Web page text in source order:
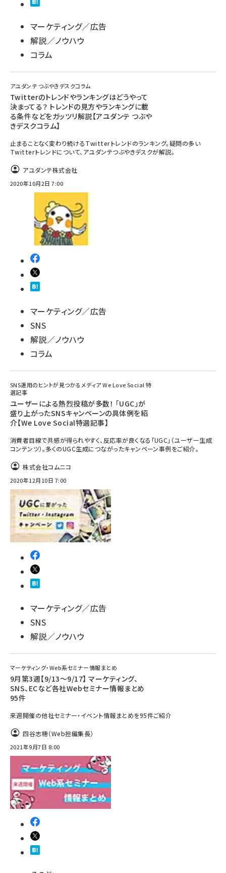
マーケティング／広告
解説／ノウハウ
コラム
アユダンテ つぶやきデスクコラム
Twitterのトレンドやランキングはどうやって
決まってる？ トレンドの見方やランキングに載
る条件などをガッツリ解説【アユダンテ つぶや
きデスクコラム】
止まることなく変わり続けるTwitterトレンドのランキング。疑問の多い
Twitterトレンドについて、アユダンテつぶやきデスクが解説。
アユダンテ株式会社
2020年10月2日 7:00
マーケティング／広告
SNS
解説／ノウハウ
コラム
SNS運用のヒントが見つかるメディア We Love Social 特
選記事
ユーザーによる熱烈投稿が多数！ 「UGC」が
盛り上がったSNSキャンペーンの具体例を紹
介【We Love Social特選記事】
消費者目線で共感が得られやすく、反応率が良くなる「UGC」（ユーザー生成
コンテンツ）。多くのUGC生成につながったキャンペーン事例をご紹介。
株式会社コムニコ
2020年12月10日 7:00
マーケティング／広告
SNS
解説／ノウハウ
マーケティング・Web系セミナー情報まとめ
9月第3週【9/13～9/17】 マーケティング、
SNS、ECなど各社Webセミナー情報まとめ
95件
来週開催の他社セミナー・イベント情報まとめを95件ご紹介
四谷志穂（Web担編集長）
2021年9月7日 8:00